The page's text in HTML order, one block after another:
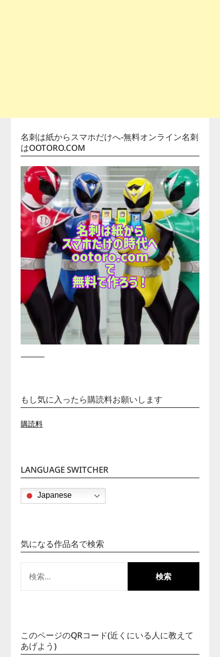
名刺は紙からスマホだけへ-無料オンライン名刺
はOOTORO.COM
もし気に入ったら購読料お願いします
購読料
LANGUAGE SWITCHER
Japanese
気になる作品名で検索
索:
このページのQRコード(近くにいる人に教えて
あげよう)